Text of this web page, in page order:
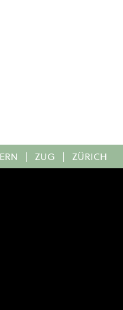
| ZUG | ZÜRICH